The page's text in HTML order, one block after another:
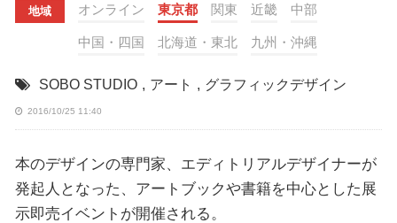
地域 オンライン 東京都 関東 近畿 中部
中国・四国 北海道・東北 九州・沖縄
SOBO STUDIO , アート , グラフィックデザイン
2016/10/25 11:40
本のデザインの専門家、エディトリアルデザイナーが
発起人となった、アートブックや書籍を中心とした展
示即売イベントが開催される。